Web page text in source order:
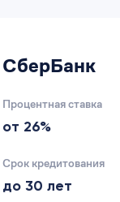
СберБанк
Процентная ставка
от 26%
Срок кредитования
до 30 лет